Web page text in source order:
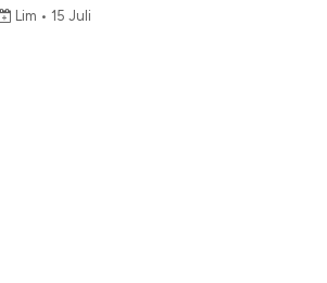
Lim • 15 Juli